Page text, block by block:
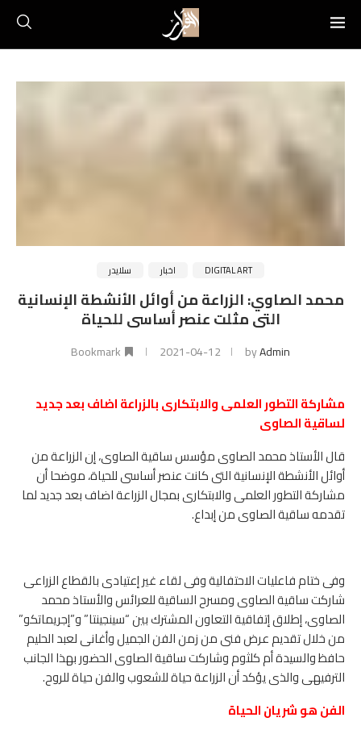
DIGITAL ART اخبار سلايدر
محمد الصاوي: الزراعة من أوائل الأنشطة الإنسانية
التى مثلت عنصر أساسى للحياة
byAdmin
2021-04-12
Bookmark
مشاركة التطور العلمى والابتكارى بالزراعة اضاف بعد جديد
لساقية الصاوى
قال الأستاذ محمد الصاوى مؤسس ساقية الصاوى، إن الزراعة من
أوائل الأنشطة الإنسانية التى كانت عنصر أساسى للحياة، موضحا أن
مشاركة التطور العلمى والابتكارى بمجال الزراعة اضاف بعد جديد لما
تقدمه ساقية الصاوى من إبداع.
وفى ختام فاعليات الاحتفالية وفى لقاء غير إعتيادى بالقطاع الزراعى
شاركت ساقية الصاوى ومسرح الساقية للعرائس والأستاذ محمد
الصاوى، إطلاق إتفاقية التعاون المشترك بين “سينجينتا” و”إجريماتكو”
من خلال تقديم عرض فنى من زمن الفن الجميل وأغانى لعبد الحليم
حافظ والسيدة أم كلثوم وشاركت ساقية الصاوى الحضور بهذا الجانب
الترفيهى والذى يؤكد أن الزراعة حياة للشعوب والفن حياة للروح.
الفن هو شريان الحياة